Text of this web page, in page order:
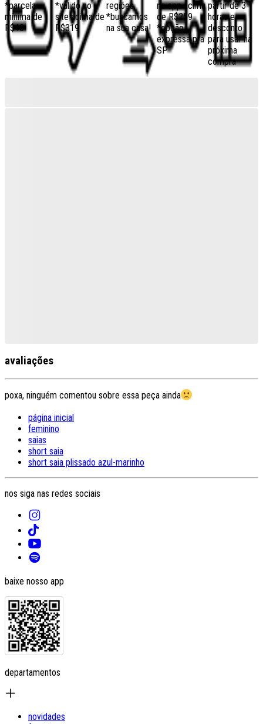
*parcela
mínima de
R$40
*válido no
site acima de
R$319
regiões,
*buscamos
na sua casa!
no app acima
de R$259
*opção
expressa pra
SP
partir de 3
horas e
desconto
para usar na
próxima
compra
avaliações
poxa, ninguém comentou sobre essa peça ainda
página inicial
feminino
saias
short saia
short saia plissado azul-marinho
nos siga nas redes sociais
baixe nosso app
departamentos
novidades